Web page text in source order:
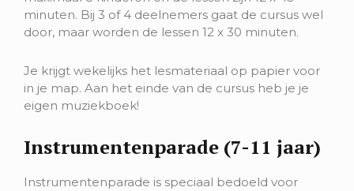
minuten. Bij 3 of 4 deelnemers gaat de cursus wel
door, maar worden de lessen 12 x 30 minuten.
Je krijgt wekelijks het lesmateriaal op papier voor
in je map. Aan het einde van de cursus heb je je
eigen muziekboek!
Instrumentenparade (7-11 jaar)
Instrumentenparade is speciaal bedoeld voor